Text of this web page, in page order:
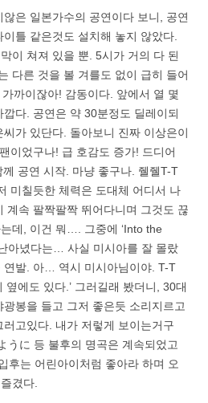
은 일본가수의 공연이다 보니, 공연
틀 같은것도 설치해 놓지 않았다.
이 쳐져 있을 뿐. 5시가 거의 다 된
다른 것을 볼 겨를도 없이 급히 들어
까이잖아! 감동이다. 앞에서 열 몇
다. 공연은 약 30분정도 딜레이되
가 있단다. 돌아보니 진짜 이상은이
이었구나! 급 호감도 증가! 드디어
공연 시작. 마냥 좋구나. 줼줼T-T
미칠듯한 체력은 도대체 어디서 나
속 팔짝팔짝 뛰어다니며 그것도 끊
데, 이건 뭐…. 그중에 ‘Into the
아녔다는… 사실 미시아를 잘 몰랐
연발. 아… 역시 미시아님이야. T-T
옆에도 있다.’ 그러길래 봤더니, 30대
봉을 들고 그저 좋은듯 소리지르고
고있다. 내가 저렇게 보이는거구
うに 등 불후의 명곡은 계속되었고
후는 어린아이처럼 좋아라 하며 오
겼다.